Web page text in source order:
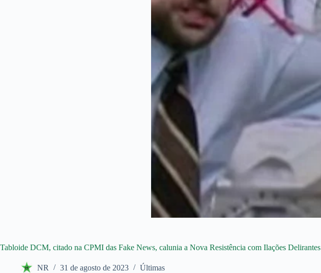
Tabloide DCM, citado na CPMI das Fake News, calunia a Nova Resistência com Ilações Delirantes
NR 31 de agosto de 2023 Últimas